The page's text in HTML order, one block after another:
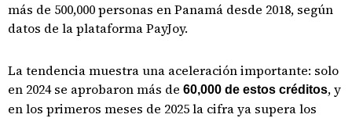
más de 500,000 personas en Panamá desde 2018, según
datos de la plataforma PayJoy.
La tendencia muestra una aceleración importante: solo
en 2024 se aprobaron más de 60,000 de estos créditos, y
en los primeros meses de 2025 la cifra ya supera los